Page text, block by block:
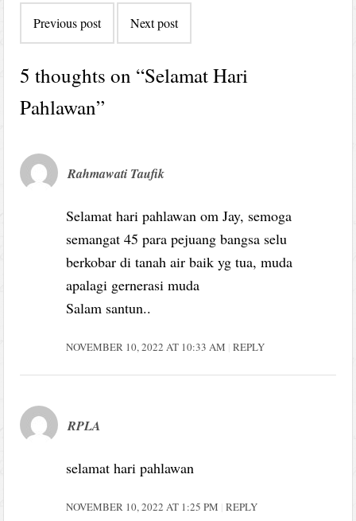
navigation
Previous post Next post
5 thoughts on “Selamat Hari
Pahlawan”
Rahmawati Taufik
Selamat hari pahlawan om Jay, semoga
semangat 45 para pejuang bangsa selu
berkobar di tanah air baik yg tua, muda
apalagi gernerasi muda
Salam santun..
NOVEMBER 10, 2022 AT 10:33 AM REPLY
RPLA
selamat hari pahlawan
NOVEMBER 10, 2022 AT 1:25 PM REPLY